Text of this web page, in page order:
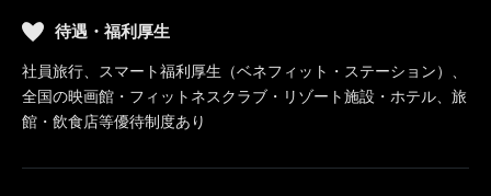
待遇・福利厚生
社員旅行、スマート福利厚生（ベネフィット・ステーション）、
全国の映画館・フィットネスクラブ・リゾート施設・ホテル、旅
館・飲食店等優待制度あり